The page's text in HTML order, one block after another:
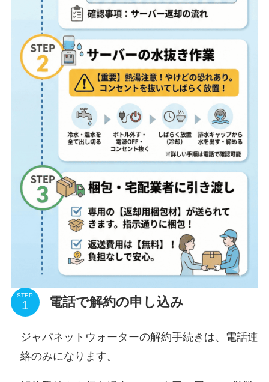
STEP 電話で解約の申し込み
ジャパネットウォーターの解約手続きは、 電話連
絡のみになります。